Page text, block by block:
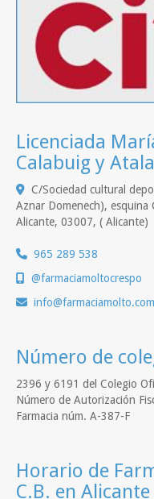
Licenciada
Calabuig y
C/Sociedad cultural
Aznar Domenech), esquina
Alicante, 03007, ( Alicante)
965 289 538
@farmaciamoltocrespo
info
farmaciamolto.com
Número de
2396 y 6191 del Colegio
Número de Autorización
Farmacia núm. A-387-F
Horario de
C.B. en Alicante